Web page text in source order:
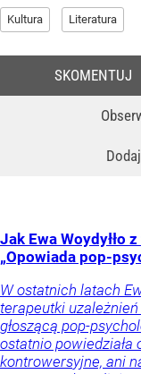
Kultura Literatura
SKOMENTUJ
Jak Ewa Woydyłło
„Opowiada pop-
W ostatnich latach
terapeutki
głoszącą pop-
ostatnio powiedziała
kontrowersyjne, ani